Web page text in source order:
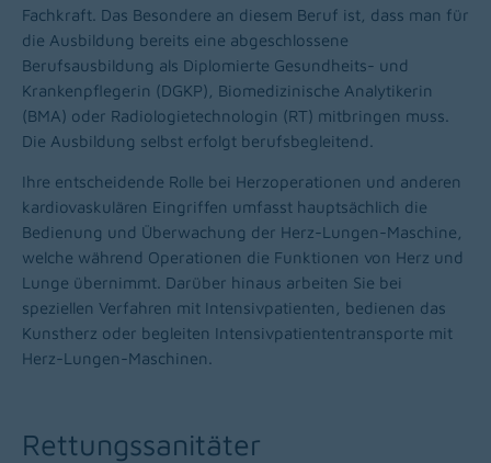
Fachkraft. Das Besondere an diesem Beruf ist, dass man für
die Ausbildung bereits eine abgeschlossene
Berufsausbildung als Diplomierte Gesundheits- und
Krankenpflegerin (DGKP), Biomedizinische Analytikerin
(BMA) oder Radiologietechnologin (RT) mitbringen muss.
Die Ausbildung selbst erfolgt berufsbegleitend.
Ihre entscheidende Rolle bei Herzoperationen und anderen
kardiovaskulären Eingriffen umfasst hauptsächlich die
Bedienung und Überwachung der Herz-Lungen-Maschine,
welche während Operationen die Funktionen von Herz und
Lunge übernimmt. Darüber hinaus arbeiten Sie bei
speziellen Verfahren mit Intensivpatienten, bedienen das
Kunstherz oder begleiten Intensivpatiententransporte mit
Herz-Lungen-Maschinen.
Rettungssanitäter